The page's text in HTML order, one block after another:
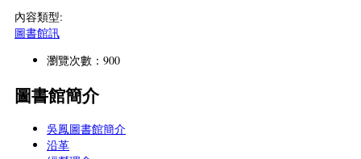
內容類型:
圖書館訊
瀏覽次數：900
圖書館簡介
吳鳳圖書館簡介
沿革